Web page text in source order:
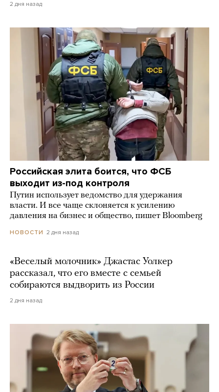
2 дня назад
Российская элита боится, что ФСБ
выходит из-под контроля
Путин использует ведомство для удержания
власти. И все чаще склоняется к усилению
давления на бизнес и общество, пишет Bloomberg
НОВОСТИ 2 дня назад
«Веселый молочник» Джастас Уолкер
рассказал, что его вместе с семьей
собираются выдворить из России
2 дня назад